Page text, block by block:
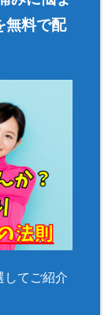
無料で配
してご紹介